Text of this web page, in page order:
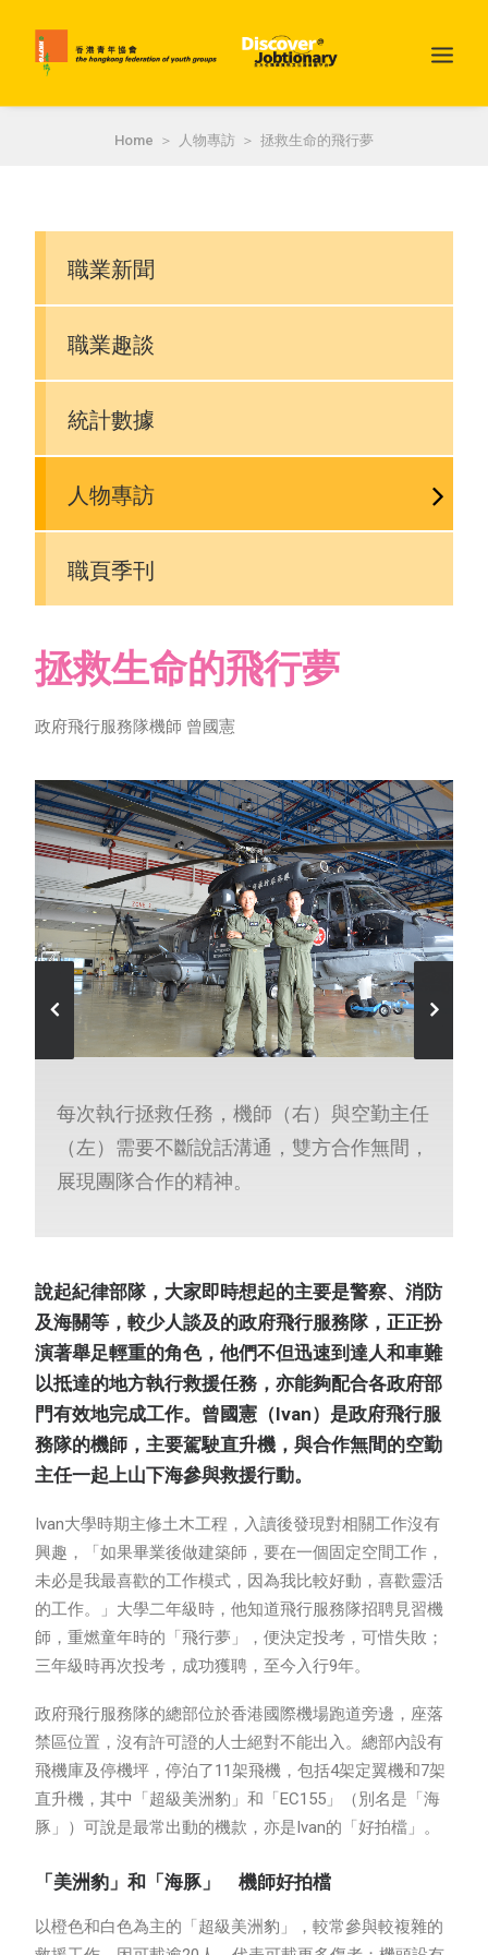
SEARCH
Home 人物專訪 拯救生命的飛行夢
職業新聞
職業趣談
統計數據
人物專訪
職頁季刊
拯救生命的飛行夢
政府飛行服務隊機師 曾國憲
每次執行拯救任務，機師（右）與空勤主任
（左）需要不斷說話溝通，雙方合作無間，
展現團隊合作的精神。
說起紀律部隊，大家即時想起的主要是警察、消防
及海關等，較少人談及的政府飛行服務隊，正正扮
演著舉足輕重的角色，他們不但迅速到達人和車難
以抵達的地方執行救援任務，亦能夠配合各政府部
門有效地完成工作。曾國憲（Ivan）是政府飛行服
務隊的機師，主要駕駛直升機，與合作無間的空勤
主任一起上山下海參與救援行動。
Ivan大學時期主修土木工程，入讀後發現對相關工作沒有
興趣，「如果畢業後做建築師，要在一個固定空間工作，
未必是我最喜歡的工作模式，因為我比較好動，喜歡靈活
的工作。」大學二年級時，他知道飛行服務隊招聘見習機
師，重燃童年時的「飛行夢」，便決定投考，可惜失敗；
三年級時再次投考，成功獲聘，至今入行9年。
政府飛行服務隊的總部位於香港國際機場跑道旁邊，座落
禁區位置，沒有許可證的人士絕對不能出入。總部內設有
飛機庫及停機坪，停泊了11架飛機，包括4架定翼機和7架
直升機，其中「超級美洲豹」和「EC155」（別名是「海
豚」）可說是最常出動的機款，亦是Ivan的「好拍檔」。
「美洲豹」和「海豚」 機師好拍檔
以橙色和白色為主的「超級美洲豹」，較常參與較複雜的